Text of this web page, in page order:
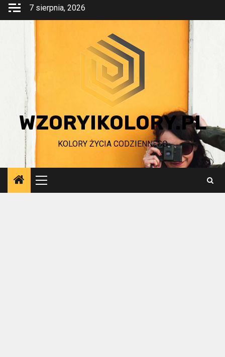
Przejdź
7 sierpnia, 2026
WZORYIKOLORY.PL
KOLORY ŻYCIA CODZIENNEGO
Menu
główne